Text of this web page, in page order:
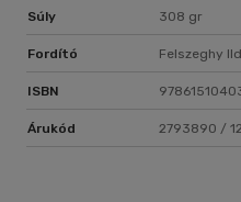
Súly 308 gr
Fordító Felszeghy
ISBN
Árukód 2793890 /